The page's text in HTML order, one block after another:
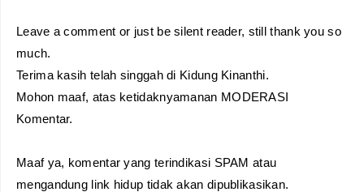
Leave a comment or just be silent reader, still thank you so
much.
Terima kasih telah singgah di Kidung Kinanthi.
Mohon maaf, atas ketidaknyamanan MODERASI
Komentar.
Maaf ya, komentar yang terindikasi SPAM atau
mengandung link hidup tidak akan dipublikasikan.